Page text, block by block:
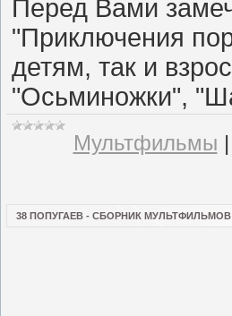
Перед Вами
"Приключения
детям, так и
"Осьминожки",
Мультфильмы |
38 ПОПУГАЕВ - СБОРНИК МУЛЬТФИЛЬМОВ